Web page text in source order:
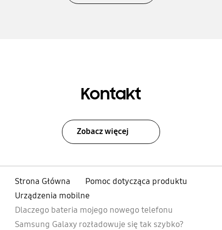
Kontakt
Zobacz więcej
Strona Główna
Pomoc dotycząca produktu
Urządzenia mobilne
Dlaczego bateria mojego nowego telefonu
Samsung Galaxy rozładowuje się tak szybko?